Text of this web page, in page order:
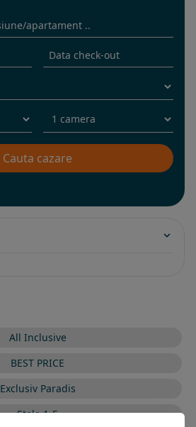
All Inclusive
BEST PRICE
Exclusiv Paradis
Stele 1-5